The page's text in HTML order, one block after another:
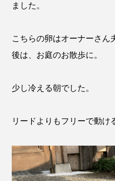
ました。
こちらの卵はオーナーさん
後は、お庭のお散歩に。
少し冷える朝でした。
リードよりもフリーで動け